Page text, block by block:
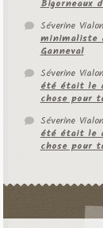
Bigorneaux
Séverine Vialon
minimaliste
Ganneval
Séverine Vialon
été était le
chose pour
Séverine Vialon
été était le
chose pour